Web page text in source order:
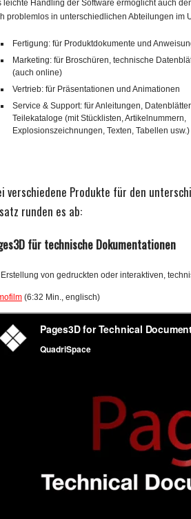
leichte Handling der Software ermöglicht auch
problemlos in unterschiedlichen Abteilungen im
Fertigung: für Produktdokumente und
Marketing: für Broschüren, technische
(auch online)
Vertrieb: für Präsentationen und Animationen
Service & Support: für Anleitungen,
Teilekataloge (mit Stücklisten, Artikelnummern,
Explosionszeichnungen, Texten, Tabellen usw.)
verschiedene Produkte für den
runden es ab:
für technische Dokumentationen
von gedruckten oder interaktiven,
(6:32 Min., englisch)